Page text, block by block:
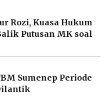
Rozi, Kuasa Hukum
Putusan MK soal
Sumenep Periode